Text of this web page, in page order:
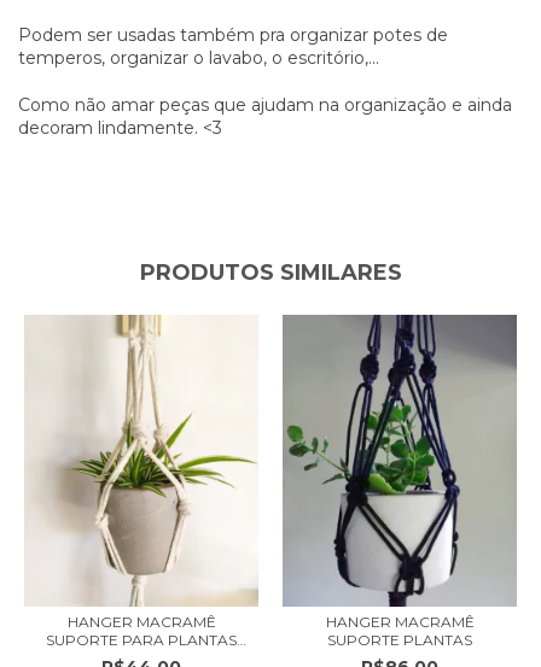
Podem ser usadas também pra organizar potes de
temperos, organizar o lavabo, o escritório,...
Como não amar peças que ajudam na organização e ainda
decoram lindamente. <3
PRODUTOS SIMILARES
HANGER MACRAMÊ
SUPORTE PARA PLANTAS
PEQU...
HANGER MACRAMÊ
SUPORTE PLANTAS